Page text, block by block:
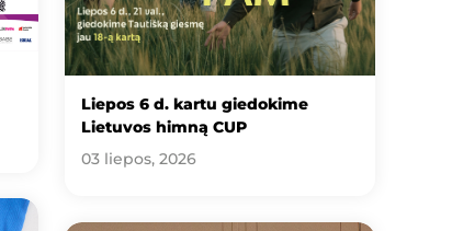
Liepos 6 d. kartu giedokime
Lietuvos himną CUP
03 liepos, 2026